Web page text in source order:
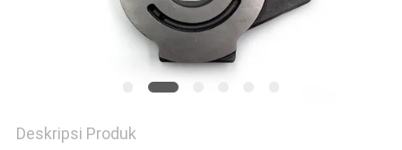
Deskripsi Produk